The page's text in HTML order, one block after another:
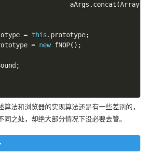
							   aArgs
. concat (Array
= this . prototype;
= new fNOP( ) ;
;
算法和浏览器的实现算法还是有一些差别的，
同之处，却绝大部分情况下没必要去管。